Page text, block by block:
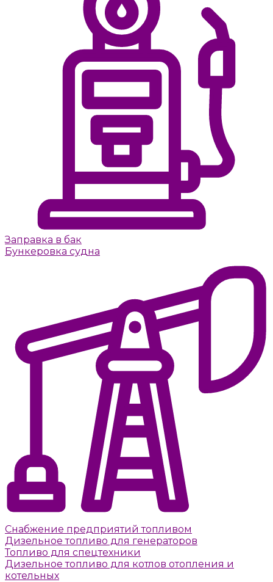
Заправка в бак
Бункеровка судна
Снабжение предприятий топливом
Дизельное топливо для генераторов
Топливо для спецтехники
Дизельное топливо для котлов отопления и
котельных